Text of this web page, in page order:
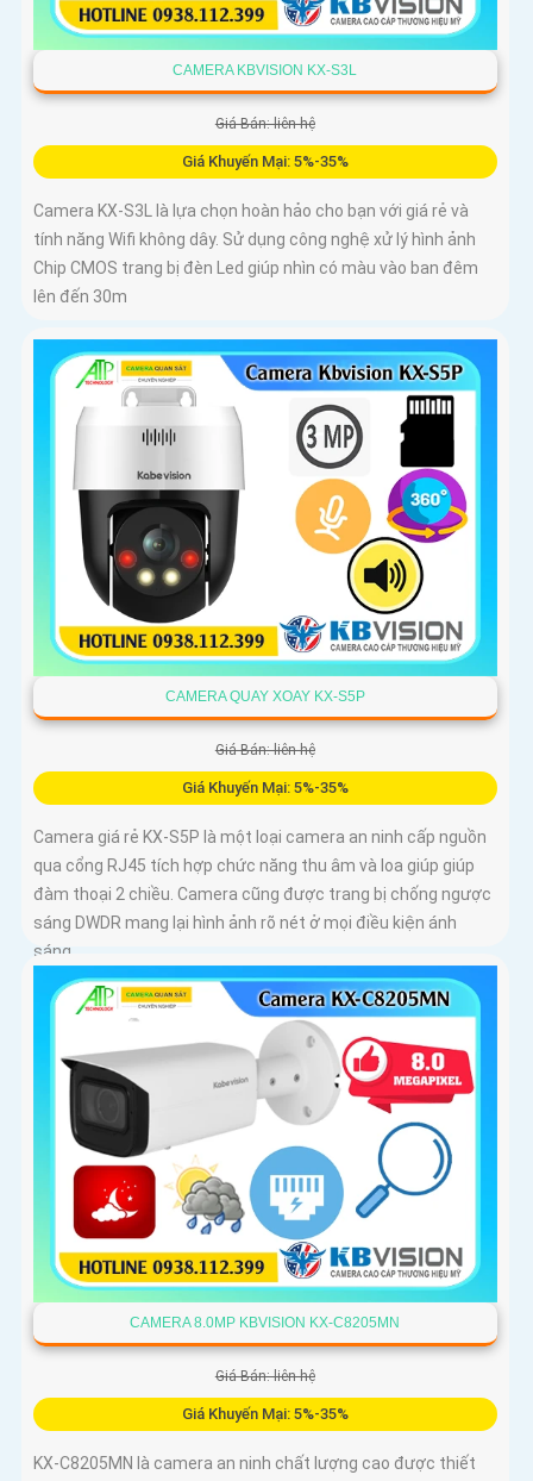
CAMERA KBVISION KX-S3L
Giá Bán: liên hệ
Giá Khuyến Mại: 5%-35%
Camera KX-S3L là lựa chọn hoàn hảo cho bạn với giá rẻ và
tính năng Wifi không dây. Sử dụng công nghệ xử lý hình ảnh
Chip CMOS trang bị đèn Led giúp nhìn có màu vào ban đêm
lên đến 30m
CAMERA QUAY XOAY KX-S5P
Giá Bán: liên hệ
Giá Khuyến Mại: 5%-35%
Camera giá rẻ KX-S5P là một loại camera an ninh cấp nguồn
qua cổng RJ45 tích hợp chức năng thu âm và loa giúp giúp
đàm thoại 2 chiều. Camera cũng được trang bị chống ngược
sáng DWDR mang lại hình ảnh rõ nét ở mọi điều kiện ánh
sáng
CAMERA 8.0MP KBVISION KX-C8205MN
Giá Bán: liên hệ
Giá Khuyến Mại: 5%-35%
KX-C8205MN là camera an ninh chất lượng cao được thiết